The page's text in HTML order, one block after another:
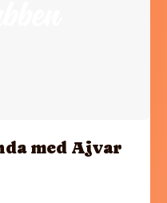
med Ajvar